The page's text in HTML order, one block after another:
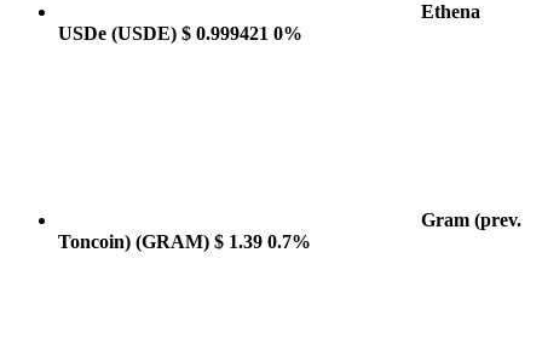
Ethena
USDe (USDE) $ 0.999421 0%
Gram (prev.
Toncoin) (GRAM) $ 1.39 0.7%